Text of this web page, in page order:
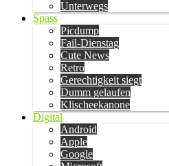
Unterwegs
Spass
Picdump
Fail-Dienstag
Cute News
Retro
Gerechtigkeit siegt
Dumm gelaufen
Klischeekanone
Digital
Android
Apple
Google